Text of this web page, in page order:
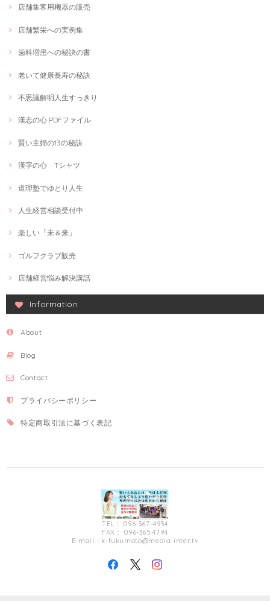
店舗集客用機器の販売
店舗繁栄への実例集
歯科増患への秘訣の書
老いて健康長寿の秘訣
不思議解明人生すっきり
漢志の心 PDFファイル
賢い主婦の13の秘訣
漢字の心 Tシャツ
道理塾でゆとり人生
人生経営相談受付中
楽しい「未＆来」
ゴルフクラブ販売
店舗経営悩み解決講話
Information
About
Blog
Contact
プライバシーポリシー
特定商取引法に基づく表記
TEL： 096-367-4934
FAX： 096-365-1794
E-mail： k-fukumoto@media-inter.tv